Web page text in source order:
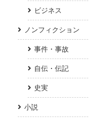
ビジネス
ノンフィクション
事件・事故
自伝・伝記
史実
小説